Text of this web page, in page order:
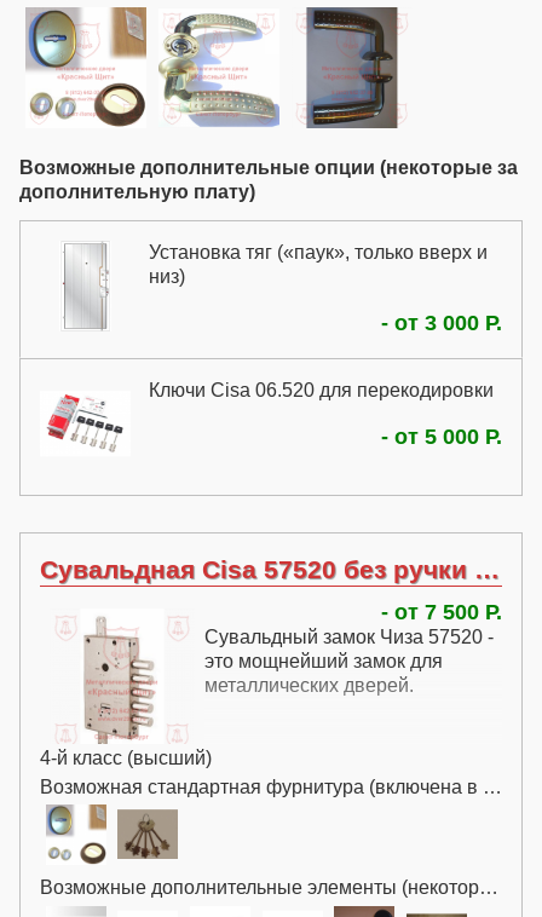
Возможные дополнительные опции (некоторые за
дополнительную плату)
Установка тяг («паук», только вверх и
низ)
Вертикальные тяги позволяют
порог. Они также предназначены для
оказались в этом разделе.
- от 3 000 Р.
Ключи Cisa 06.520 для перекодировки
В нашей компании можно приобрести
- от 5 000 Р.
Сувальдная Cisa 57520 без ручки без перекодировки
- от 7 500 Р.
Сувальдный замок Чиза 57520 -
это мощнейший замок для
металлических дверей.
4-й класс (высший)
Возможная стандартная фурнитура (включена в цену):
Возможные дополнительные элементы (некоторые за дополнительную плату):